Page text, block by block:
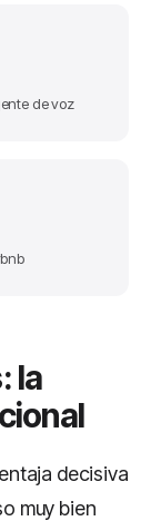
de voz
la
decisiva
muy bien